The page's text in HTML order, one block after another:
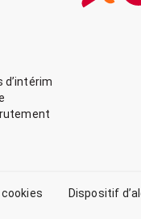
d’intérim
Dispositif